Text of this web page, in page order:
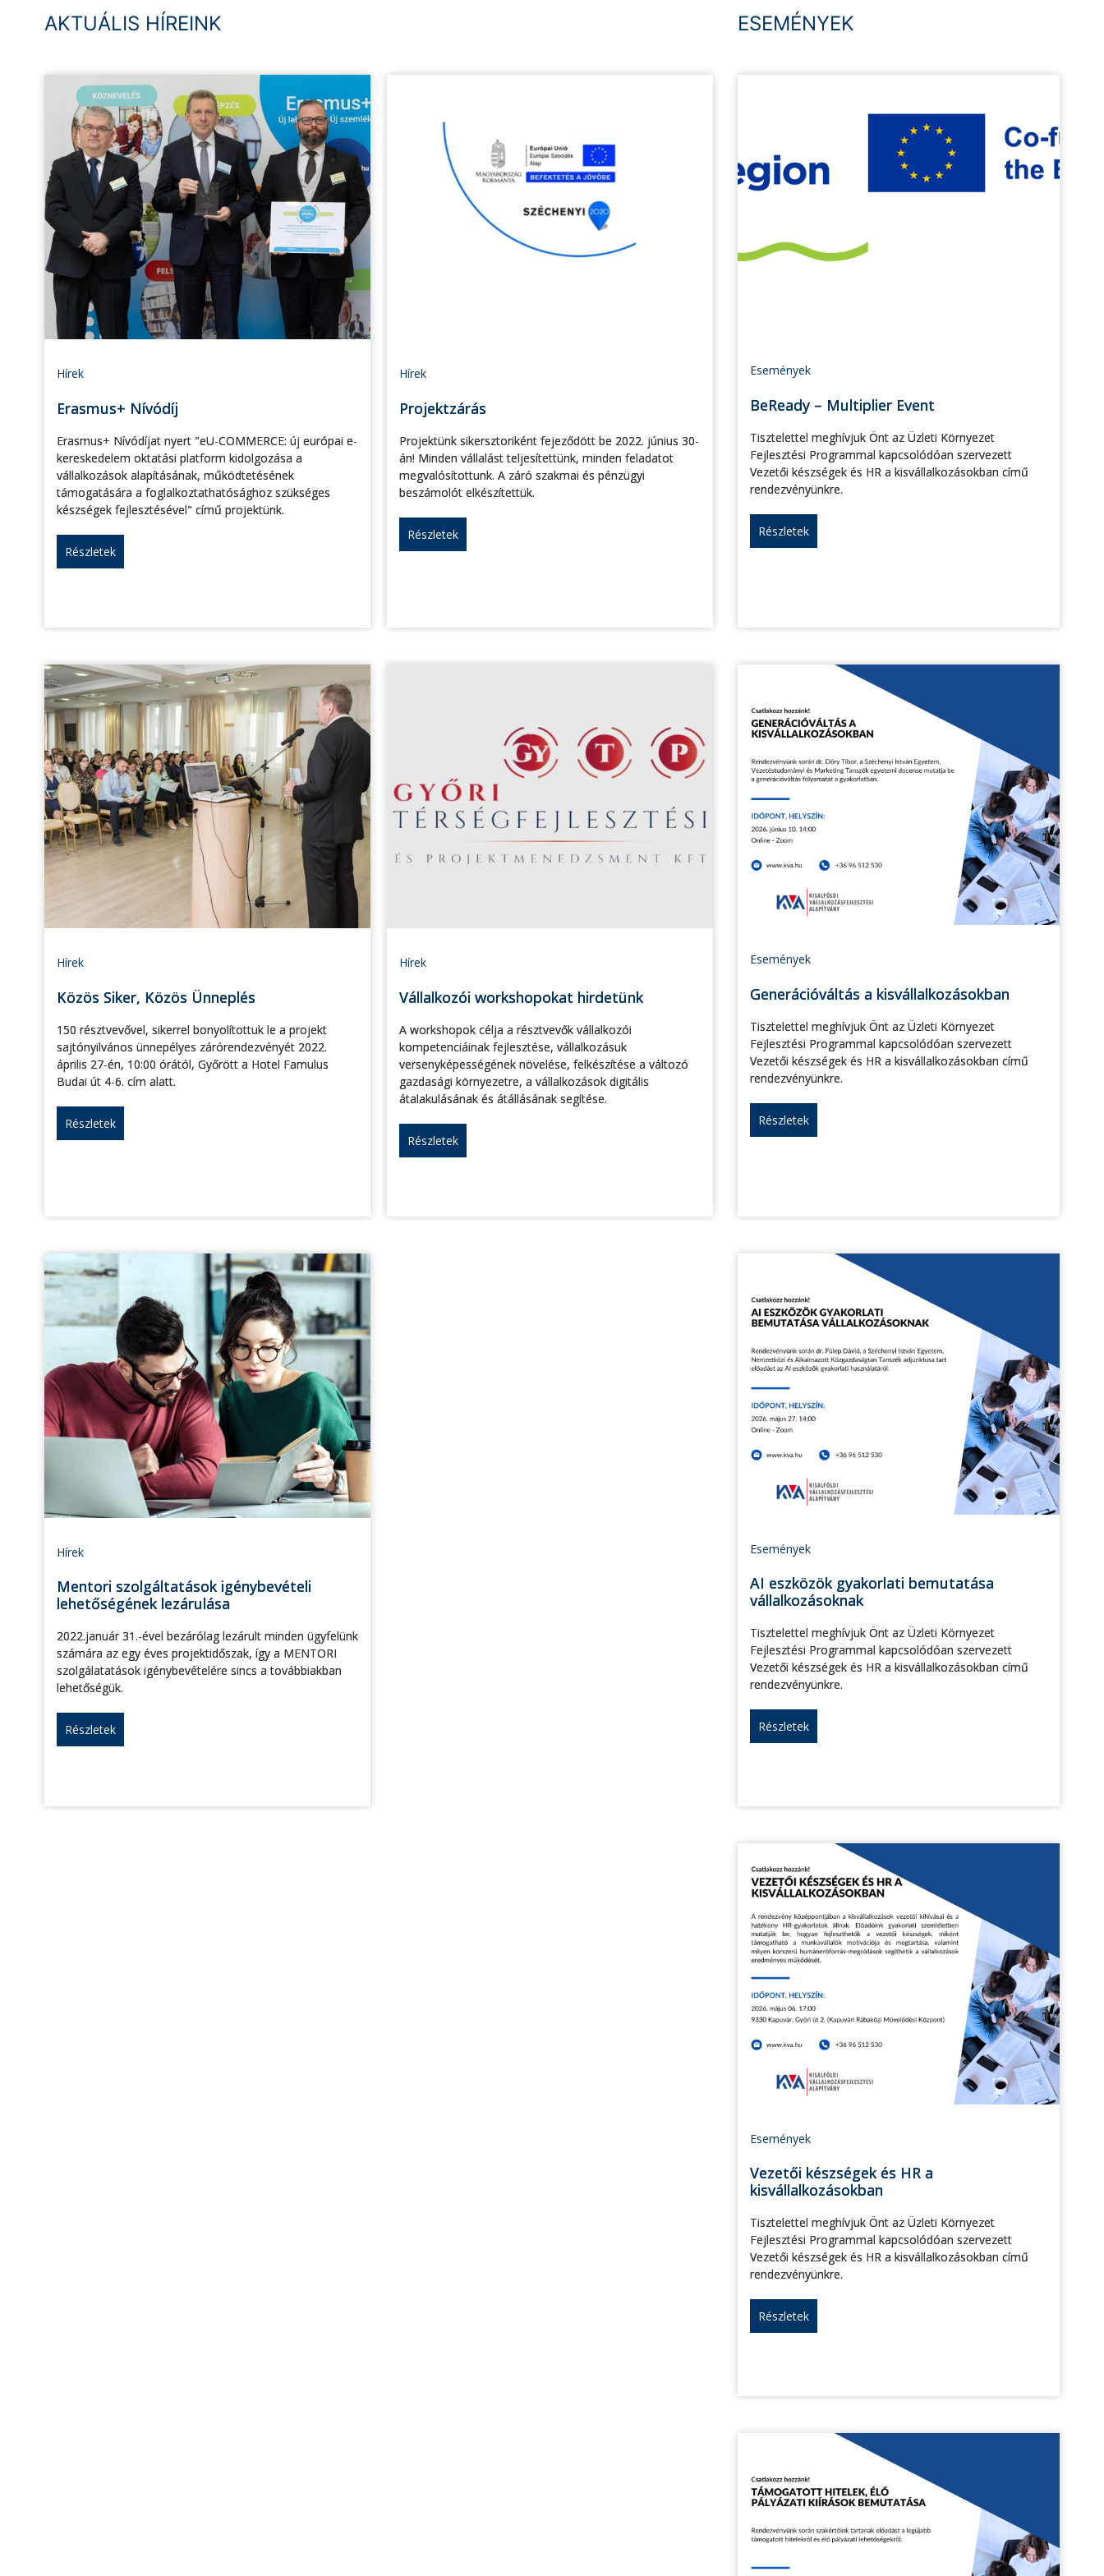
AKTUÁLIS HÍREINK
Hírek
Erasmus+ Nívódíj
Erasmus+ Nívódíjat nyert "eU-COMMERCE: új európai e-
kereskedelem oktatási platform kidolgozása a
vállalkozások alapításának, működtetésének
támogatására a foglalkoztathatósághoz szükséges
készségek fejlesztésével" című projektünk.
Részletek
Hírek
Projektzárás
Projektünk sikersztoriként fejeződött be 2022. június 30-
án! Minden vállalást teljesítettünk, minden feladatot
megvalósítottunk. A záró szakmai és pénzügyi
beszámolót elkészítettük.
Részletek
Hírek
Közös Siker, Közös Ünneplés
150 résztvevővel, sikerrel bonyolítottuk le a projekt
sajtónyilvános ünnepélyes zárórendezvényét 2022.
április 27-én, 10:00 órától, Győrött a Hotel Famulus
Budai út 4-6. cím alatt.
Részletek
Hírek
Vállalkozói workshopokat hirdetünk
A workshopok célja a résztvevők vállalkozói
kompetenciáinak fejlesztése, vállalkozásuk
versenyképességének növelése, felkészítése a változó
gazdasági környezetre, a vállalkozások digitális
átalakulásának és átállásának segítése.
Részletek
Hírek
Mentori szolgáltatások igénybevételi
lehetőségének lezárulása
2022.január 31.-ével bezárólag lezárult minden ügyfelünk
számára az egy éves projektidőszak, így a MENTORI
szolgálatatások igénybevételére sincs a továbbiakban
lehetőségük.
Részletek
ESEMÉNYEK
Események
BeReady – Multiplier Event
Tisztelettel meghívjuk Önt az Üzleti Környezet
Fejlesztési Programmal kapcsolódóan szervezett
Vezetői készségek és HR a kisvállalkozásokban című
rendezvényünkre.
Részletek
Események
Generációváltás a kisvállalkozásokban
Tisztelettel meghívjuk Önt az Üzleti Környezet
Fejlesztési Programmal kapcsolódóan szervezett
Vezetői készségek és HR a kisvállalkozásokban című
rendezvényünkre.
Részletek
Események
AI eszközök gyakorlati bemutatása
vállalkozásoknak
Tisztelettel meghívjuk Önt az Üzleti Környezet
Fejlesztési Programmal kapcsolódóan szervezett
Vezetői készségek és HR a kisvállalkozásokban című
rendezvényünkre.
Részletek
Események
Vezetői készségek és HR a
kisvállalkozásokban
Tisztelettel meghívjuk Önt az Üzleti Környezet
Fejlesztési Programmal kapcsolódóan szervezett
Vezetői készségek és HR a kisvállalkozásokban című
rendezvényünkre.
Részletek